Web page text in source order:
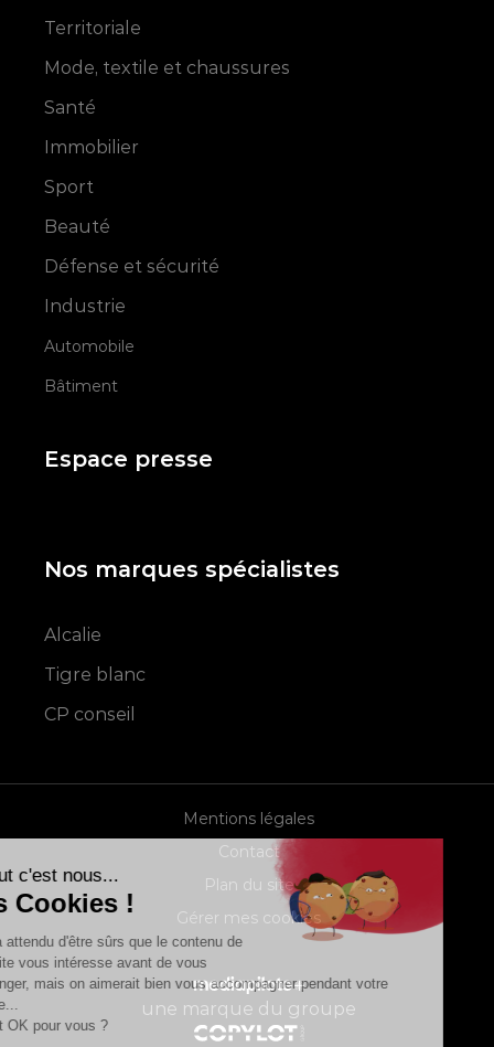
Salut c'est nous...
les Cookies !
On a attendu d'être sûrs que le contenu de
ce site vous intéresse avant de vous
déranger, mais on aimerait bien vous accompagner pendant votre
C'est OK pour vous ?
Territoriale
Mode, textile et chaussures
Santé
Immobilier
Sport
Beauté
Défense et sécurité
Industrie
Automobile
Bâtiment
Espace presse
Nos marques spécialistes
Alcalie
Tigre blanc
CP conseil
Mentions légales
Contact
Plan du site
Gérer mes cookies
une marque du groupe